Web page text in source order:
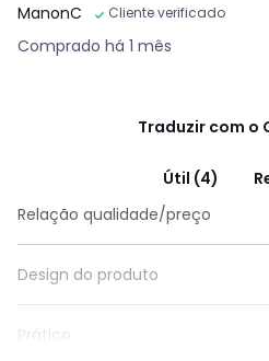
ManonC
Cliente verificado
Comprado há 1 mês
Traduzir com o
Útil (4)
Relação qualidade/preço
Design do produto
Prático